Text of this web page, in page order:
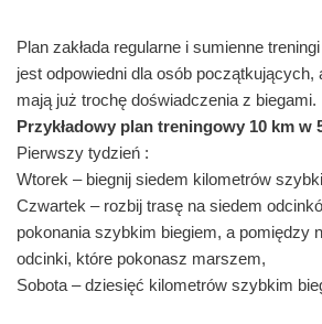
Plan zakłada regularne i sumienne
jest odpowiedni dla osób
mają już trochę doświadczenia z biegami.
Przykładowy plan treningowy 10 km w
Pierwszy tydzień :
Wtorek – biegnij siedem kilometrów
Czwartek – rozbij trasę na siedem
pokonania szybkim biegiem, a pomiędzy
odcinki, które pokonasz marszem,
Sobota – dziesięć kilometrów szybkim